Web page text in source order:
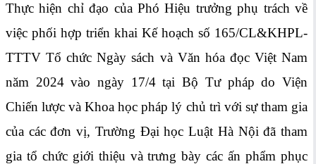
Thực hiện chỉ đạo của Phó Hiệu trưởng phụ trách về
việc phối hợp triển khai Kế hoạch số 165/CL&KHPL-
TTTV Tổ chức Ngày sách và Văn hóa đọc Việt Nam
năm 2024 vào ngày 17/4 tại Bộ Tư pháp do Viện
Chiến lược và Khoa học pháp lý chủ trì với sự tham gia
của các đơn vị, Trường Đại học Luật Hà Nội đã tham
gia tổ chức giới thiệu và trưng bày các ấn phẩm phục